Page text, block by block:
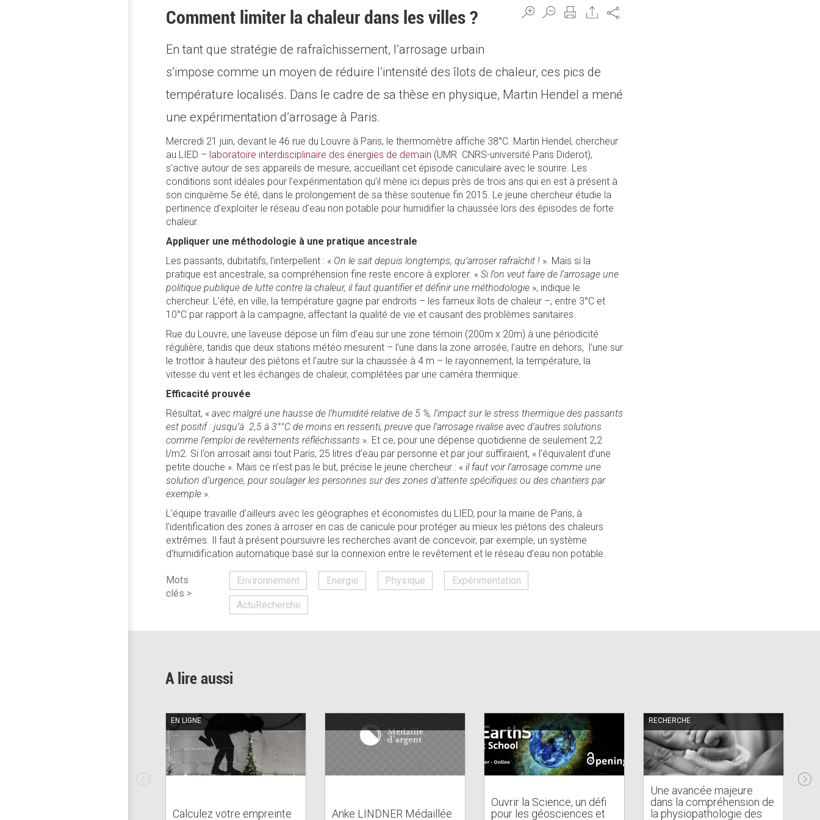
Share
Comment limiter la chaleur dans les villes ?
En tant que stratégie de rafraîchissement, l’arrosage urbain
s’impose comme un moyen de réduire l’intensité des îlots de chaleur, ces pics de
température localisés. Dans le cadre de sa thèse en physique, Martin Hendel a mené
une expérimentation d’arrosage à Paris.
Mercredi 21 juin, devant le 46 rue du Louvre à Paris, le thermomètre affiche 38°C. Martin Hendel, chercheur
au LIED – laboratoire interdisciplinaire des énergies de demain (UMR CNRS-université Paris Diderot),
s’active autour de ses appareils de mesure, accueillant cet épisode caniculaire avec le sourire. Les
conditions sont idéales pour l’expérimentation qu’il mène ici depuis près de trois ans qui en est à présent à
son cinquième 5e été, dans le prolongement de sa thèse soutenue fin 2015. Le jeune chercheur étudie la
pertinence d’exploiter le réseau d’eau non potable pour humidifier la chaussée lors des épisodes de forte
chaleur.
Appliquer une méthodologie à une pratique ancestrale
Les passants, dubitatifs, l’interpellent : « On le sait depuis longtemps, qu’arroser rafraîchit ! ». Mais si la
pratique est ancestrale, sa compréhension fine reste encore à explorer. «Si l’on veut faire de l’arrosage une
politique publique de lutte contre la chaleur, il faut quantifier et définir une méthodologie », indique le
chercheur. L’été, en ville, la température gagne par endroits – les fameux îlots de chaleur –, entre 3°C et
10°C par rapport à la campagne, affectant la qualité de vie et causant des problèmes sanitaires.
Rue du Louvre, une laveuse dépose un film d’eau sur une zone témoin (200m x 20m) à une périodicité
régulière, tandis que deux stations météo mesurent – l’une dans la zone arrosée, l’autre en dehors, l’une sur
le trottoir à hauteur des piétons et l’autre sur la chaussée à 4 m – le rayonnement, la température, la
vitesse du vent et les échanges de chaleur, complétées par une caméra thermique.
Efficacité prouvée
Résultat, «avec malgré une hausse de l’humidité relative de 5 %, l’impact sur le stress thermique des passants
est positif : jusqu’à 2,5 à 3°°C de moins en ressenti, preuve que l’arrosage rivalise avec d’autres solutions
comme l’emploi de revêtements réfléchissants ». Et ce, pour une dépense quotidienne de seulement 2,2
l/m2. Si l’on arrosait ainsi tout Paris, 25 litres d’eau par personne et par jour suffiraient, « l’équivalent d’une
petite douche ». Mais ce n’est pas le but, précise le jeune chercheur : « il faut voir l’arrosage comme une
solution d’urgence, pour soulager les personnes sur des zones d’attente spécifiques ou des chantiers par
exemple ».
L’équipe travaille d’ailleurs avec les géographes et économistes du LIED, pour la mairie de Paris, à
l’identification des zones à arroser en cas de canicule pour protéger au mieux les piétons des chaleurs
extrêmes. Il faut à présent poursuivre les recherches avant de concevoir, par exemple, un système
d’humidification automatique basé sur la connexion entre le revêtement et le réseau d’eau non potable.
Mots
clés >
Environnement Energie Physique Expérimentation
ActuRecherche
A lire aussi
EN LIGNE
Calculez votre empreinte
Anke LINDNER Médaillée
Ouvrir la Science, un défi
pour les géosciences et
RECHERCHE
Une avancée majeure
dans la compréhension de
la physiopathologie des